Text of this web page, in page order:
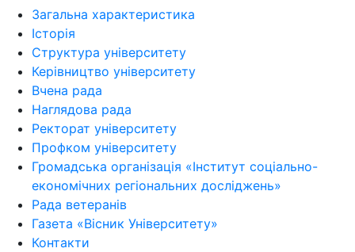
Загальна характеристика
Історія
Структура університету
Керівництво університету
Вчена рада
Наглядова рада
Ректорат університету
Профком університету
Громадська організація «Інститут соціально-
економічних регіональних досліджень»
Рада ветеранів
Газета «Вісник Університету»
Контакти